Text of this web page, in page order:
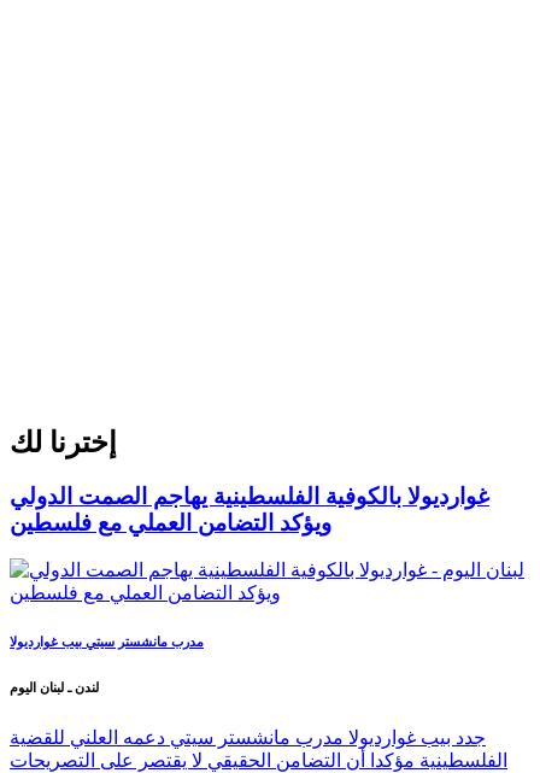
إخترنا لك
غوارديولا بالكوفية الفلسطينية يهاجم الصمت الدولي
ويؤكد التضامن العملي مع فلسطين
مدرب مانشستر سيتي بيب غوارديولا
لندن ـ لبنان اليوم
جدد بيب غوارديولا مدرب مانشستر سيتي دعمه العلني للقضية
الفلسطينية مؤكدا أن التضامن الحقيقي لا يقتصر على التصريحات